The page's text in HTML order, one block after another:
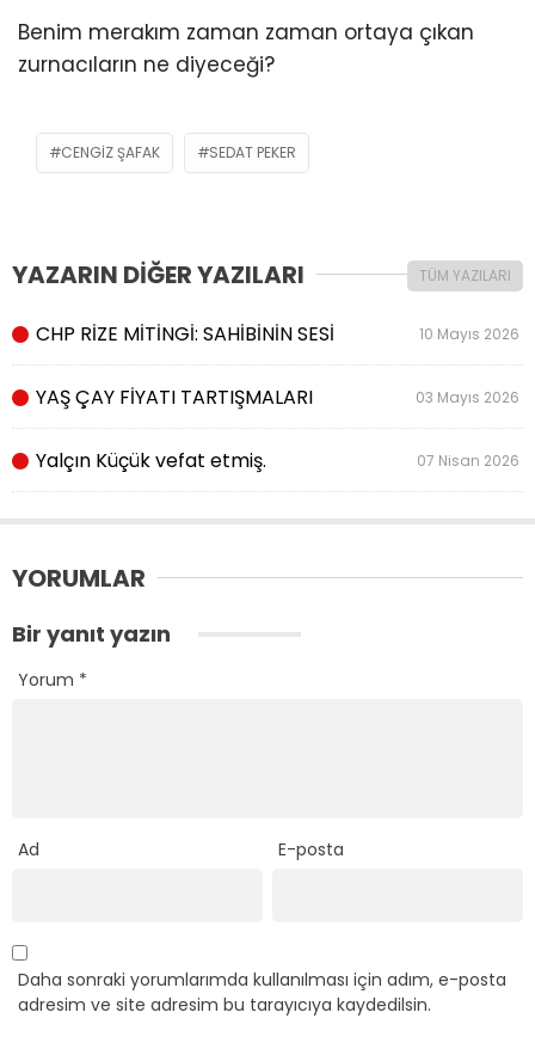
Benim merakım zaman zaman ortaya çıkan
zurnacıların ne diyeceği?
CENGIZ ŞAFAK SEDAT PEKER
YAZARIN DİĞER YAZILARI TÜM YAZILARI
CHP RİZE MİTİNGİ: SAHİBİNİN SESİ 10 Mayıs 2026
YAŞ ÇAY FİYATI TARTIŞMALARI 03 Mayıs 2026
Yalçın Küçük vefat etmiş. 07 Nisan 2026
YORUMLAR
Bir yanıt yazın
Yorum *
Ad E-posta
Daha sonraki yorumlarımda kullanılması için adım, e-posta
adresim ve site adresim bu tarayıcıya kaydedilsin.